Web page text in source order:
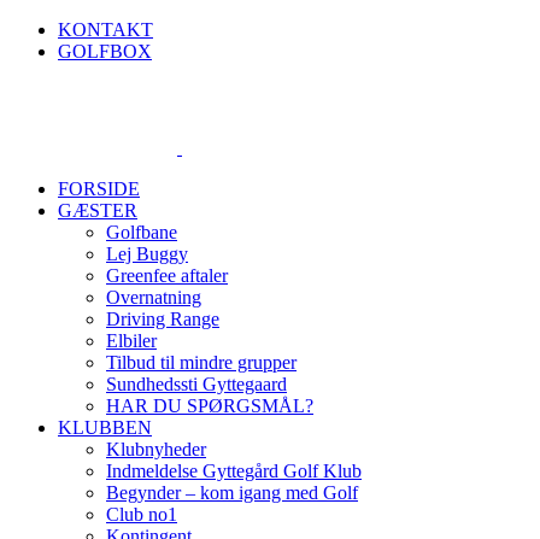
Skip
KONTAKT
GOLFBOX
FORSIDE
GÆSTER
Golfbane
Lej Buggy
Greenfee aftaler
Overnatning
Driving Range
Elbiler
Tilbud til mindre grupper
Sundhedssti Gyttegaard
HAR DU SPØRGSMÅL?
KLUBBEN
Klubnyheder
Indmeldelse Gyttegård Golf Klub
Begynder – kom igang med Golf
Club no1